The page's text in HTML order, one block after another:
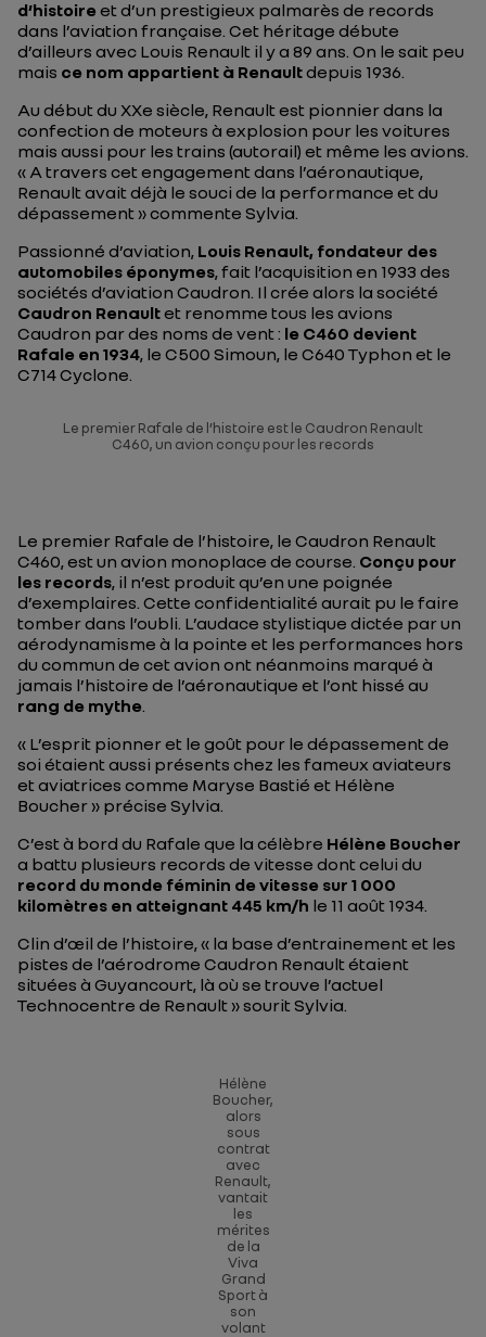
d’histoire et d’un prestigieux palmarès de records
dans l’aviation française. Cet héritage débute
d’ailleurs avec Louis Renault il y a 89 ans. On le sait peu
mais ce nom appartient à Renaultdepuis 1936.
Au début du XXe siècle, Renault est pionnier dans la
confection de moteurs à explosion pour les voitures
mais aussi pour les trains (autorail) et même les avions.
«A travers cet engagement dans l’aéronautique,
Renault avait déjà le souci de la performance et du
dépassement» commente Sylvia.
Passionné d’aviation, Louis Renault, fondateur des
automobiles éponymes, fait l’acquisition en 1933 des
sociétés d’aviation Caudron. Il crée alors la société
Caudron Renaultet renomme tous les avions
Caudron par des noms de vent : le C460 devient
Rafale en 1934, le C500 Simoun, le C640 Typhon et le
C714 Cyclone.
Le premier Rafale de l’histoire est le Caudron Renault
C460, un avion conçu pour les records
Le premier Rafale de l’histoire, le Caudron Renault
C460, est un avion monoplace de course. Conçu pour
les records, il n’est produit qu’en une poignée
d’exemplaires. Cette confidentialité aurait pu le faire
tomber dans l’oubli. L’audace stylistique dictée par un
aérodynamisme à la pointe et les performances hors
du commun de cet avion ont néanmoins marqué à
jamais l’histoire de l’aéronautique et l’ont hissé au
rang de mythe.
« L’esprit pionner et le goût pour le dépassement de
soi étaient aussi présents chez les fameux aviateurs
et aviatrices comme Maryse Bastié et Hélène
Boucher» précise Sylvia.
C’est à bord du Rafale que la célèbre Hélène Boucher
a battu plusieurs records de vitesse dont celui du
record du monde féminin de vitesse sur 1 000
kilomètres en atteignant 445 km/h le 11 août 1934.
Clin d’œil de l’histoire, « la base d’entrainement et les
pistes de l’aérodrome Caudron Renault étaient
situées à Guyancourt, là où se trouve l’actuel
Technocentre de Renault» sourit Sylvia.
Hélène
Boucher,
alors
sous
contrat
avec
Renault,
vantait
les
mérites
de la
Viva
Grand
Sport à
son
volant